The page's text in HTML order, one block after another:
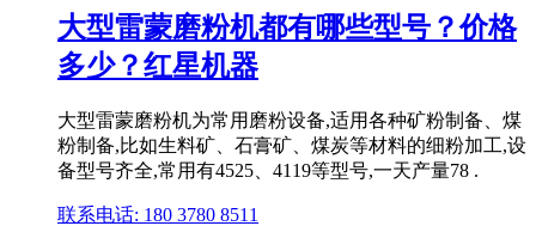
大型雷蒙磨粉机都有哪些型号？价格
多少？红星机器
大型雷蒙磨粉机为常用磨粉设备,适用各种矿粉制备、煤
粉制备,比如生料矿、石膏矿、煤炭等材料的细粉加工,设
备型号齐全,常用有4525、4119等型号,一天产量78 .
联系电话: 180 3780 8511